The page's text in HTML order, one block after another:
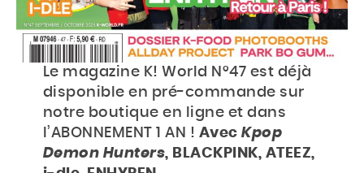
BOUTIQUE
Events
Jeux
Mag & livres
Le magazine K! World N°47 est déjà
disponible en pré-commande sur
notre boutique en ligne et dans
l’ABONNEMENT 1 AN ! AvecKpop
Demon Hunters, BLACKPINK, ATEEZ,